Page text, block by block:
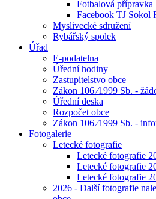
Fotbalová přípravka
Facebook TJ Sokol
Myslivecké sdružení
Rybářský spolek
Úřad
E-podatelna
Úřední hodiny
Zastupitelstvo obce
Zákon 106 ⁄1999 Sb. -
Úřední deska
Rozpočet obce
Zákon 106 ⁄1999 Sb. -
Fotogalerie
Letecké fotografie
Letecké fotografie
Letecké fotografie
Letecké fotografie
2026 - Další fotografie